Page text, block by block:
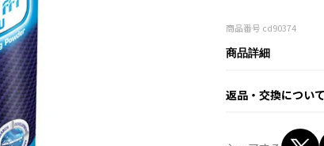
商品番号 cd90374
商品詳細
返品・交換につい